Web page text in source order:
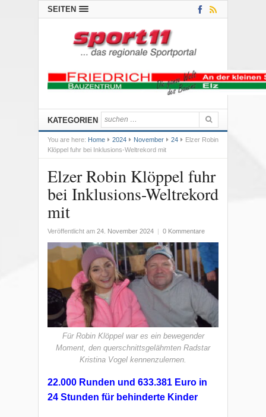
SEITEN
KATEGORIEN
You are here: Home 2024 November 24
Elzer Robin
Klöppel fuhr bei Inklusions-Weltrekord mit
Elzer Robin Klöppel fuhr
bei Inklusions-Weltrekord
mit
Veröffentlicht am 24. November 2024 0 Kommentare
Für Robin Klöppel war es ein bewegender
Moment, den querschnittsgelähmten Radstar
Kristina Vogel kennenzulernen.
22.000 Runden und 633.381 Euro in
24 Stunden für behinderte Kinder